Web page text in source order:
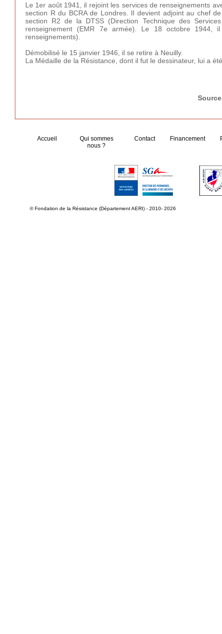
Le 1er août 1941, il rejoint les services de renseignements
section R du BCRA de Londres. Il devient adjoint au chef
section R2 de la DTSS (Direction Technique des
renseignement (EMR 7e armée). Le 18 octobre
renseignements).
Démobilisé le 15 janvier 1946, il se retire à Neuilly.
La Médaille de la Résistance, dont il fut le dessinateur, lui a
Source
Accueil
Qui sommes
nous ?
Contact Financement
© Fondation de la Résistance (Département AERI) - 2010- 2026